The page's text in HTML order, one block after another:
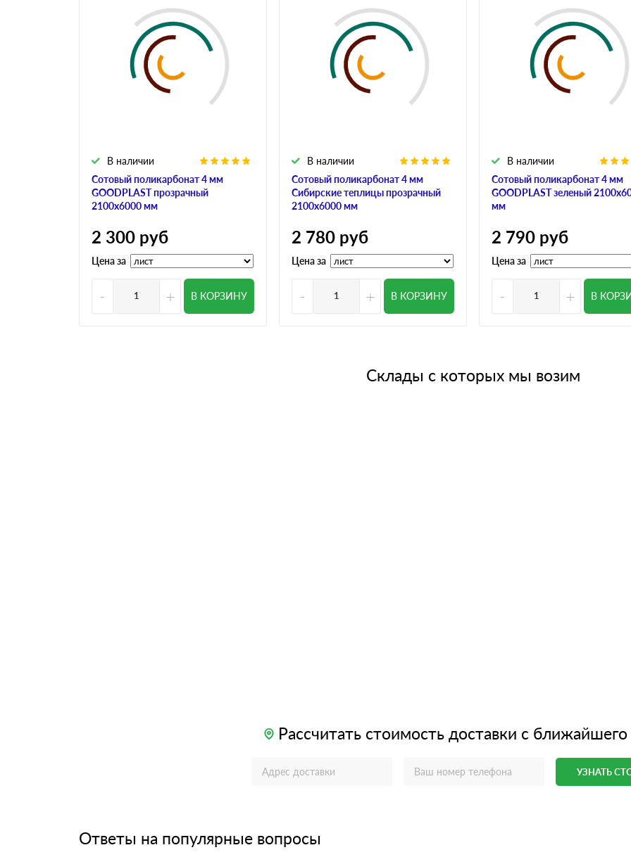
Сотовый поликарбонат 4 мм
GOODPLAST прозрачный
2100х6000 мм
В наличии
2 300 руб
Цена за
- + В КОРЗИНУ
Сотовый поликарбонат 4 мм
Сибирские теплицы прозрачный
2100х6000 мм
В наличии
2 780 руб
Цена за
- + В КОРЗИНУ
Сотовый поликарбонат 4 мм
GOODPLAST зеленый
мм
В наличии
2 790 руб
Цена за
- + В
Склады с которых мы возим
Рассчитать стоимость доставки с ближайшего
УЗНАТЬ
Ответы на популярные вопросы